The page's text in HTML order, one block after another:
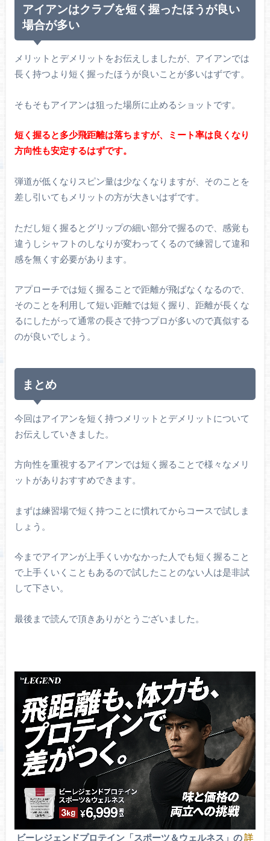
アイアンはクラブを短く握ったほうが良い
場合が多い
メリットとデメリットをお伝えしましたが、アイアンでは
長く持つより短く握ったほうが良いことが多いはずです。
そもそもアイアンは狙った場所に止めるショットです。
短く握ると多少飛距離は落ちますが、ミート率は良くなり
方向性も安定するはずです。
弾道が低くなりスピン量は少なくなりますが、そのことを
差し引いてもメリットの方が大きいはずです。
ただし短く握るとグリップの細い部分で握るので、感覚も
違うしシャフトのしなりが変わってくるので練習して違和
感を無くす必要があります。
アプローチでは短く握ることで距離が飛ばなくなるので、
そのことを利用して短い距離では短く握り、距離が長くな
るにしたがって通常の長さで持つプロが多いので真似する
のが良いでしょう。
まとめ
今回はアイアンを短く持つメリットとデメリットについて
お伝えしていきました。
方向性を重視するアイアンでは短く握ることで様々なメリ
ットがありおすすめできます。
まずは練習場で短く持つことに慣れてからコースで試しま
しょう。
今までアイアンが上手くいかなかった人でも短く握ること
で上手くいくこともあるので試したことのない人は是非試
して下さい。
最後まで読んで頂きありがとうございました。
ビーレジェンドプロテイン「スポーツ＆ウェルネス」の詳